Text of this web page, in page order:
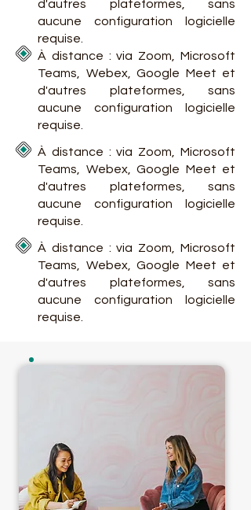
À distance : via Zoom, Microsoft
Teams, Webex, Google Meet et
d'autres plateformes, sans
aucune configuration logicielle
requise.
d'autres plateformes, sans
aucune configuration logicielle
requise.
À distance : via Zoom, Microsoft
Teams, Webex, Google Meet et
d'autres plateformes, sans
aucune configuration logicielle
requise.
À distance : via Zoom, Microsoft
Teams, Webex, Google Meet et
d'autres plateformes, sans
aucune configuration logicielle
requise.